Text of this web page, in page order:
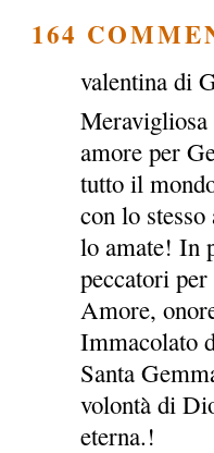
164
valentina di
Meravigliosa
amore per
tutto il
con lo
lo amate! In
peccatori
Amore,
Immacolato
Santa
volontà di
eterna.!